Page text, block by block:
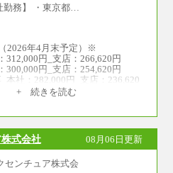
勤務】 ・東京都…
2026年4月末予定）※
312,000円_支店：266,620円
300,000円_支店：254,620円
本社：282,000円_支店：236,620
213,030円＋諸手当
164,920円～189,700円＋諸手当
イム勤務で残業ゼロの場合の標
+ 続きを読む
式会社 08月06日更新